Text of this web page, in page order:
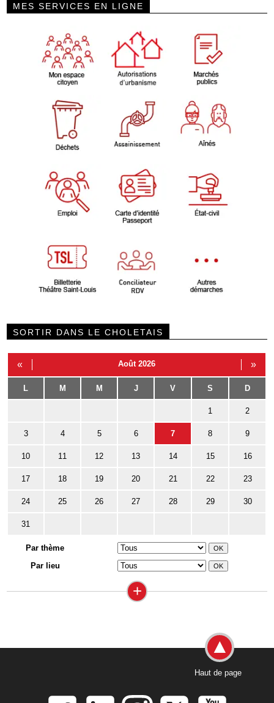
MES SERVICES EN LIGNE
SORTIR DANS LE CHOLETAIS
« Août 2026 »
L M M J V S D
1 2
3 4 5 6 7 8 9
10 11 12 13 14 15 16
17 18 19 20 21 22 23
24 25 26 27 28 29 30
31
Par thème
Par lieu
+
Haut de page